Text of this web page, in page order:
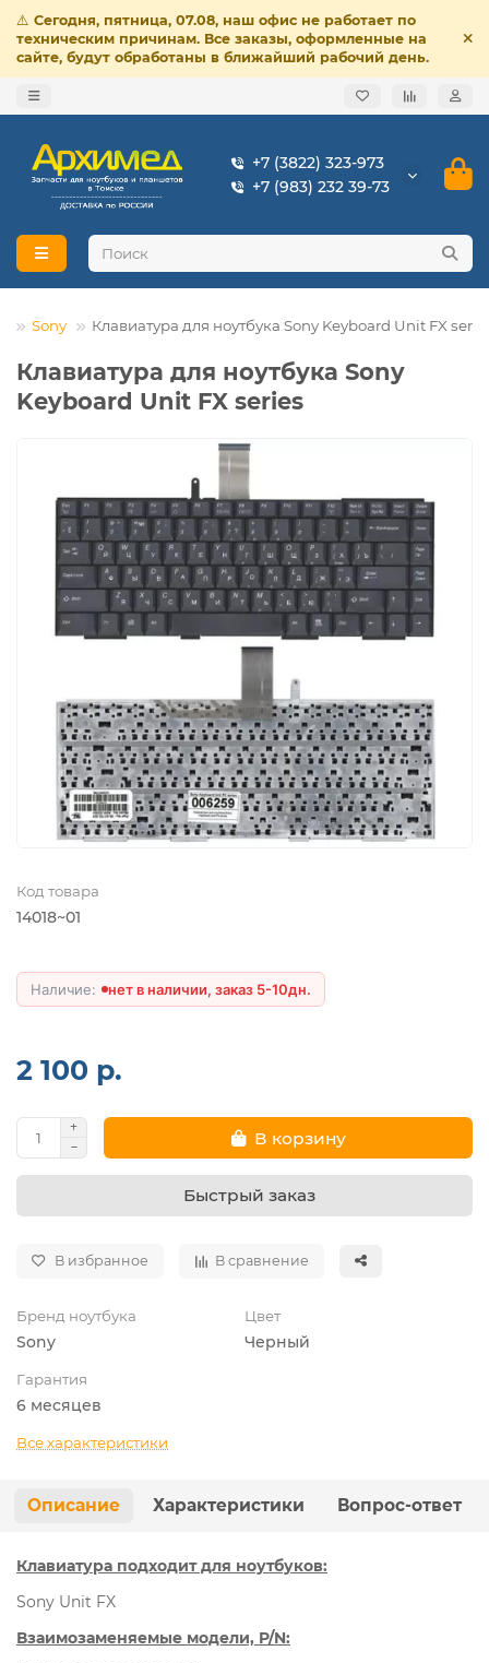
⚠️ Сегодня, пятница, 07.08, наш офис не работает по
техническим причинам. Все заказы, оформленные на
сайте, будут обработаны в ближайший рабочий день.
+7 (3822) 323-973
+7 (983) 232 39-73
Sony Клавиатура для ноутбука Sony Keyboard Unit FX
Клавиатура для ноутбука Sony
Keyboard Unit FX series
Код товара
14018~01
нет в наличии, заказ 5-10дн.
2 100 р.
В корзину
Быстрый заказ
В избранное В сравнение
Бренд ноутбука
Sony
Цвет
Черный
Гарантия
6 месяцев
Все характеристики
Описание Характеристики Вопрос-ответ
Клавиатура подходит для ноутбуков:
Sony Unit FX
Взаимозаменяемые модели, P/N: